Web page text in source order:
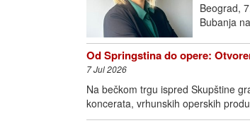
Beograd,
Bubanja
Od Springstina do opere:
7 Jul 2026
Na bečkom trgu ispred Skupštine
koncerata, vrhunskih operskih